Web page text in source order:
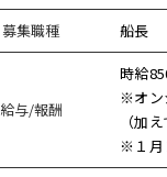
募集職種 船長
給与/報酬
時給
※オン
（加
※１月